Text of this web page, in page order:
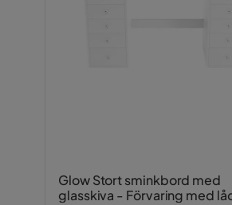
Glow Stort sminkbord med
glasskiva - Förvaring med